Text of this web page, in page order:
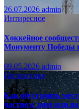
26.07.2026 admin
Интиресное
Хоккейное
Монументу Победы
09.05.2026 admin
Интиресное
Как обустроить
частном доме или на